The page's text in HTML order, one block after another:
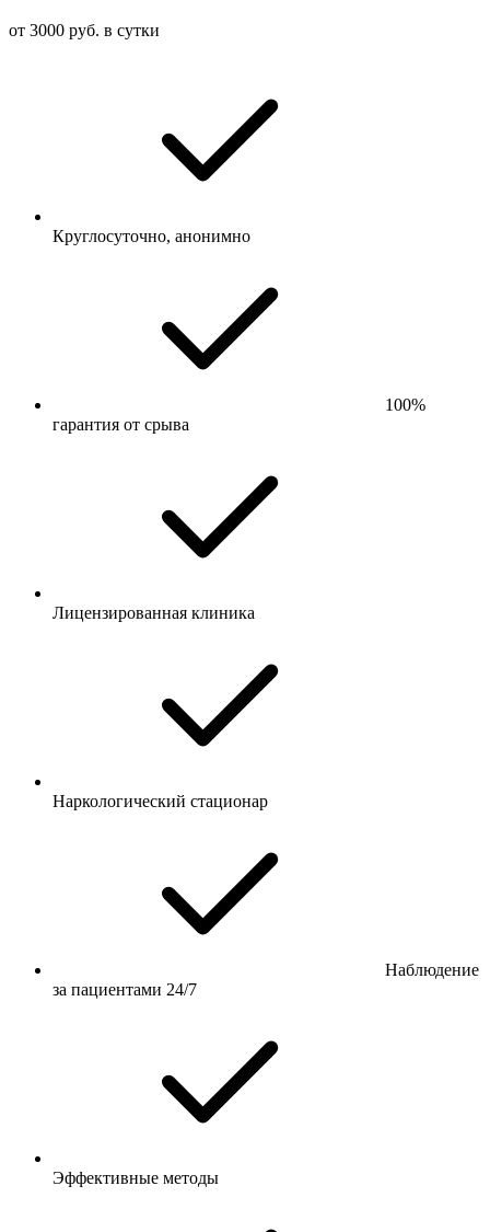
от 3000 руб. в сутки
Круглосуточно, анонимно
100%
гарантия от срыва
Лицензированная клиника
Наркологический стационар
Наблюдение
за пациентами 24/7
Эффективные методы